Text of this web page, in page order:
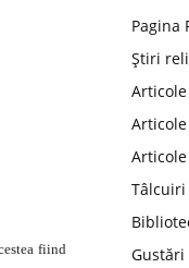
fiind
Pagina
Știri
Tâlcuiri
Gustări